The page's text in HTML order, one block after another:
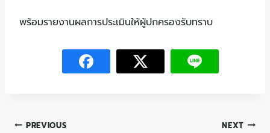
พร้อมรายงานผลการประเมินให้ผู้ปกครองรับทราบ
PREVIOUS NEXT